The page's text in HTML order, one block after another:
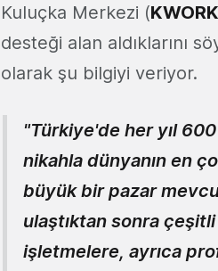
Kuluçka Merkezi (
desteği alan aldıklarını
olarak şu bilgiyi veriyor.
"Türkiye'de her yıl
nikahla dünyanın en
büyük bir pazar
ulaştıktan sonra
işletmelere, ayrıca